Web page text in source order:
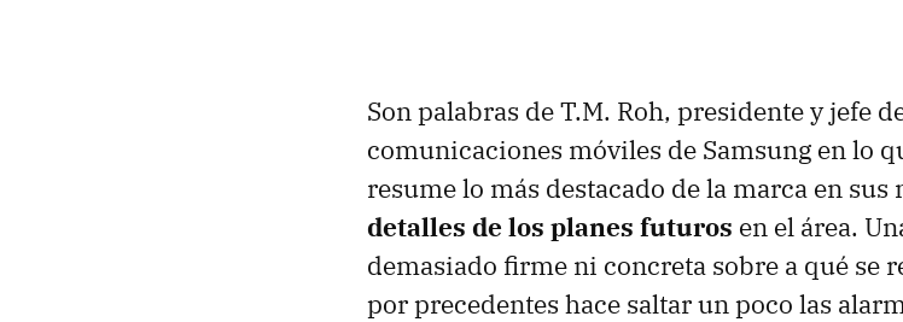
Son palabras de T.M. Roh, presidente y jefe
comunicaciones móviles de Samsung en lo
resume lo más destacado de la marca en
detalles de los planes futuros en el área.
demasiado firme ni concreta sobre a qué se
por precedentes hace saltar un poco las